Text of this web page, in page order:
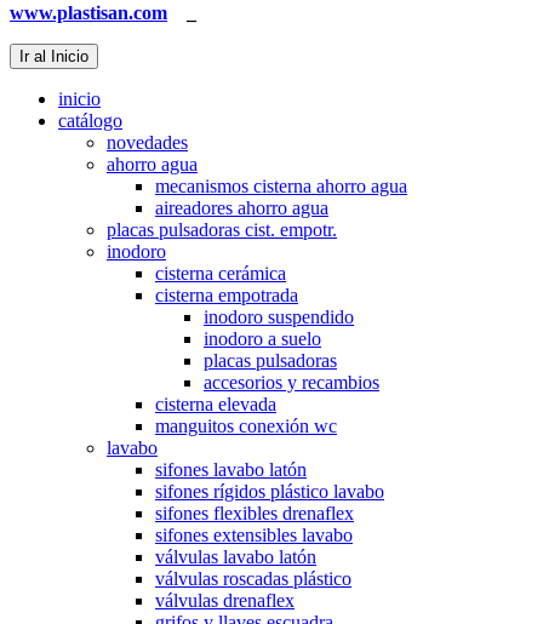
www.plastisan.com
Ir al Inicio
inicio
catálogo
novedades
ahorro agua
mecanismos cisterna ahorro agua
aireadores ahorro agua
placas pulsadoras cist. empotr.
inodoro
cisterna cerámica
cisterna empotrada
inodoro suspendido
inodoro a suelo
placas pulsadoras
accesorios y recambios
cisterna elevada
manguitos conexión wc
lavabo
sifones lavabo latón
sifones rígidos plástico lavabo
sifones flexibles drenaflex
sifones extensibles lavabo
válvulas lavabo latón
válvulas roscadas plástico
válvulas drenaflex